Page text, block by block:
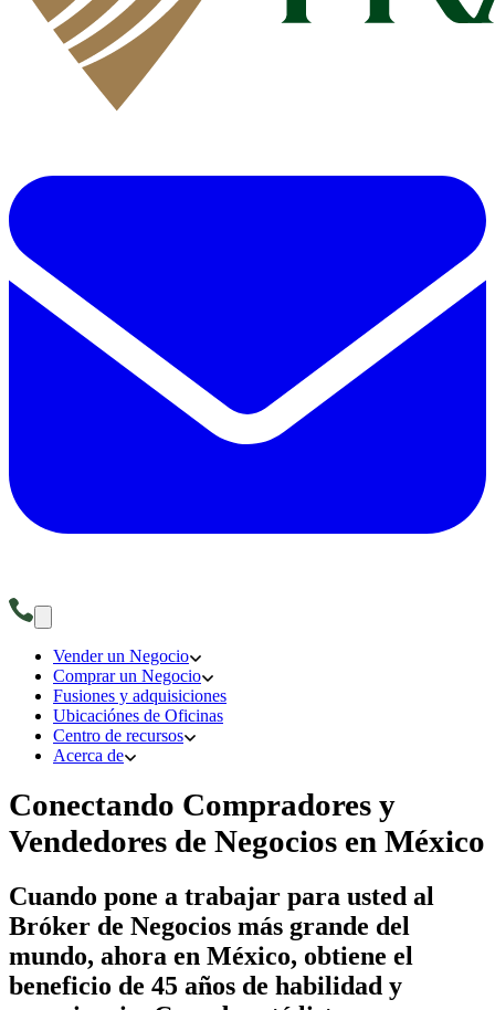
Vender un Negocio
Comprar un Negocio
Fusiones y adquisiciones
Ubicaciónes de Oficinas
Centro de recursos
Acerca de
Conectando Compradores y
Vendedores de Negocios en México
Cuando pone a trabajar para usted al
Bróker de Negocios más grande del
mundo, ahora en México, obtiene el
beneficio de 45 años de habilidad y